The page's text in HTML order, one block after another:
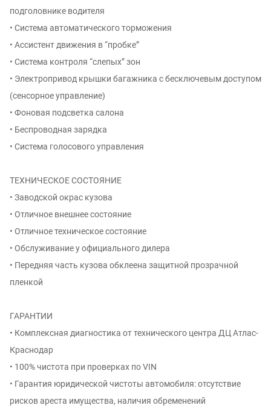
подголовнике водителя
• Система автоматического торможения
• Ассистент движения в “пробке”
• Система контроля “слепых” зон
• Электропривод крышки багажника с бесключевым доступом
(сенсорное управление)
• Фоновая подсветка салона
• Беспроводная зарядка
• Система голосового управления
ТЕХНИЧЕСКОЕ СОСТОЯНИЕ
• Заводской окрас кузова
• Отличное внешнее состояние
• Отличное техническое состояние
• Обслуживание у официального дилера
• Передняя часть кузова обклеена защитной прозрачной
пленкой
ГАРАНТИИ
• Комплексная диагностика от технического центра ДЦ Атлас-
Краснодар
• 100% чистота при проверках по VIN
• Гарантия юридической чистоты автомобиля: отсутствие
рисков ареста имущества, наличия обременений